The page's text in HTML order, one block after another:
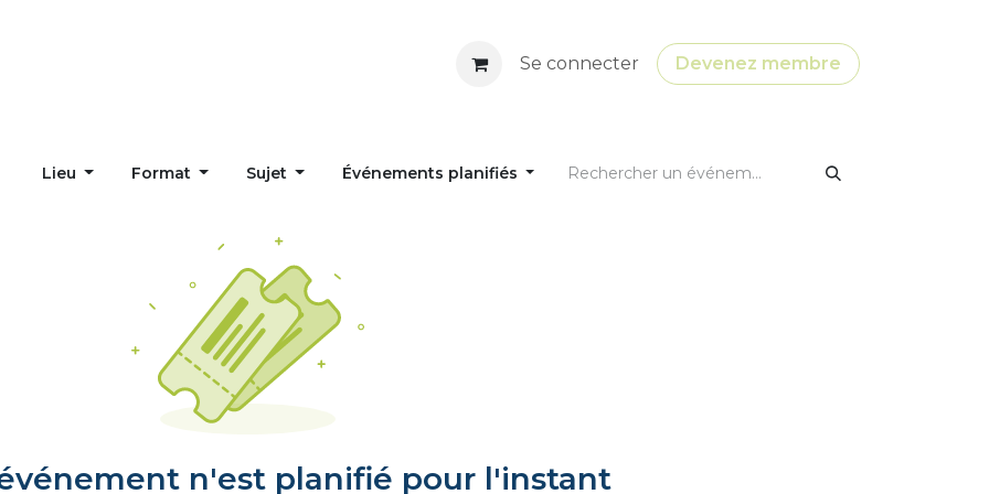
Se connecter Devenez membre
Lieu Format Sujet Événements planifiés
n'est planifié pour l'instant